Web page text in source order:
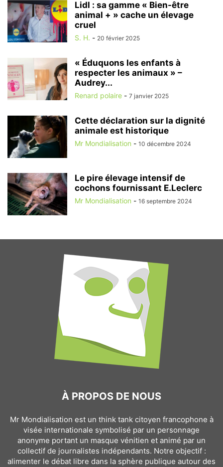
Lidl : sa gamme « Bien-être
animal + » cache un élevage
cruel
S. H. - 20 février 2025
« Éduquons les enfants à
respecter les animaux » –
Audrey...
Renard polaire - 7 janvier 2025
Cette déclaration sur la dignité
animale est historique
Mr Mondialisation - 10 décembre 2024
Le pire élevage intensif de
cochons fournissant E.Leclerc
Mr Mondialisation - 16 septembre 2024
À PROPOS DE NOUS
Mr Mondialisation est un think tank citoyen francophone à
visée internationale symbolisé par un personnage
anonyme portant un masque vénitien et animé par un
collectif de journalistes indépendants. Notre objectif :
alimenter le débat libre dans la sphère publique autour des